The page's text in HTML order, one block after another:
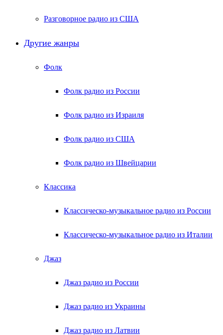
Разговорное радио из США
Другие жанры
Фолк
Фолк радио из России
Фолк радио из Израиля
Фолк радио из США
Фолк радио из Швейцарии
Классика
Классическо-музыкальное радио из России
Классическо-музыкальное радио из Италии
Джаз
Джаз радио из России
Джаз радио из Украины
Джаз радио из Латвии